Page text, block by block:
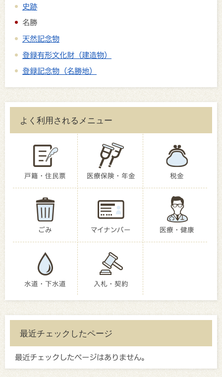
史跡
名勝
天然記念物
登録有形文化財（建造物）
登録記念物（名勝地）
よく利用されるメニュー
戸籍・住民票 医療保険・年金 税金
ごみ マイナンバー 医療・健康
水道・下水道 入札・契約
最近チェックしたページ
最近チェックしたページはありません。